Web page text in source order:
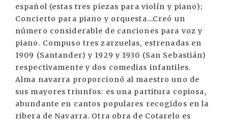
español (estas tres piezas para violín y piano);
Concierto para piano y orquesta...Creó un
número considerable de canciones para voz y
piano. Compuso tres zarzuelas, estrenadas en
1909 (Santander) y 1929 y 1930 (San Sebastián)
respectivamente y dos comedias infantiles.
Alma navarra proporcionó al maestro uno de
sus mayores triunfos: es una partitura copiosa,
abundante en cantos populares recogidos en la
ribera de Navarra. Otra obra de Cotarelo es